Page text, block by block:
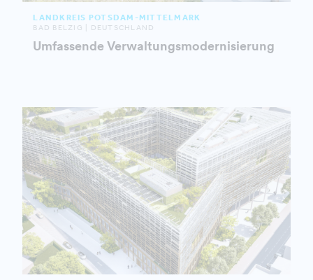
LANDKREIS POTSDAM-MITTELMARK
BAD BELZIG | DEUTSCHLAND
Umfassende Verwaltungsmodernisierung